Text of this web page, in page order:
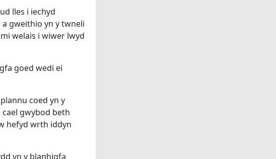
lles i iechyd
gweithio yn y twneli
welais i wiwer lwyd
goed wedi ei
coed yn y
gwybod beth
hefyd wrth iddyn
yn y blanhigfa